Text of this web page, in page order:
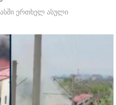
ერთხელ ასული